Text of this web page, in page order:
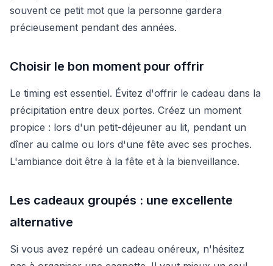
souvent ce petit mot que la personne gardera
précieusement pendant des années.
Choisir le bon moment pour offrir
Le timing est essentiel. Évitez d'offrir le cadeau dans la
précipitation entre deux portes. Créez un moment
propice : lors d'un petit-déjeuner au lit, pendant un
dîner au calme ou lors d'une fête avec ses proches.
L'ambiance doit être à la fête et à la bienveillance.
Les cadeaux groupés : une excellente
alternative
Si vous avez repéré un cadeau onéreux, n'hésitez